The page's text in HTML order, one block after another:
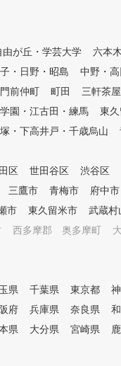
別レッスン ★イ
スクールNo1の店
す
由が丘・学芸大学
六本
・日野・昭島
中野・
前仲町 町田
三軒茶
園・江古田・練馬
東
・下高井戸・千歳烏山
区 世田谷区 渋谷区
三鷹市 青梅市 府中市
市 東久留米市 武蔵村
西多摩郡 奥多摩町
県 千葉県 東京都
府 兵庫県 奈良県
県 大分県 宮崎県